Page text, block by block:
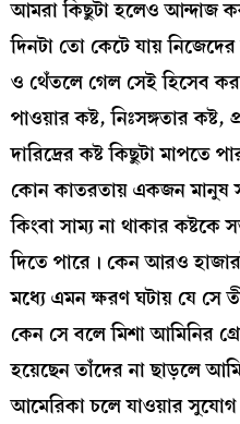
আমরা কিছুটা হলেও আন্দাজ
দিনটা তো কেটে যায়
ও থেঁতলে গেল সেই হিসেব
পাওয়ার কষ্ট, নিঃসঙ্গতার
দারিদ্রের কষ্ট কিছুটা মাপতে
কোন কাতরতায় একজন মানুষ
কিংবা সাম্য না থাকার কষ্টকে
দিতে পারে। কেন আরও
মধ্যে এমন ক্ষরণ ঘটায় যে সে
কেন সে বলে মিশা আমিনির
হয়েছেন তাঁদের না ছাড়লে
আমেরিকা চলে যাওয়ার